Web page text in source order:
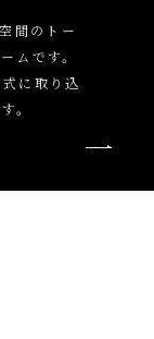
間のトー
ムです。
に取り込
。